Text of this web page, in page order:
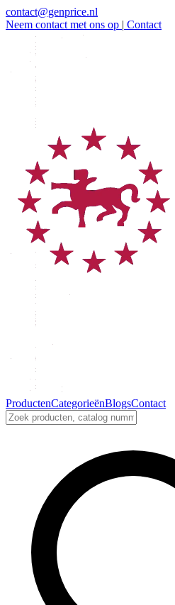
contact@genprice.nl
Neem contact met ons op | Contact
ProductenCategorieënBlogsContact